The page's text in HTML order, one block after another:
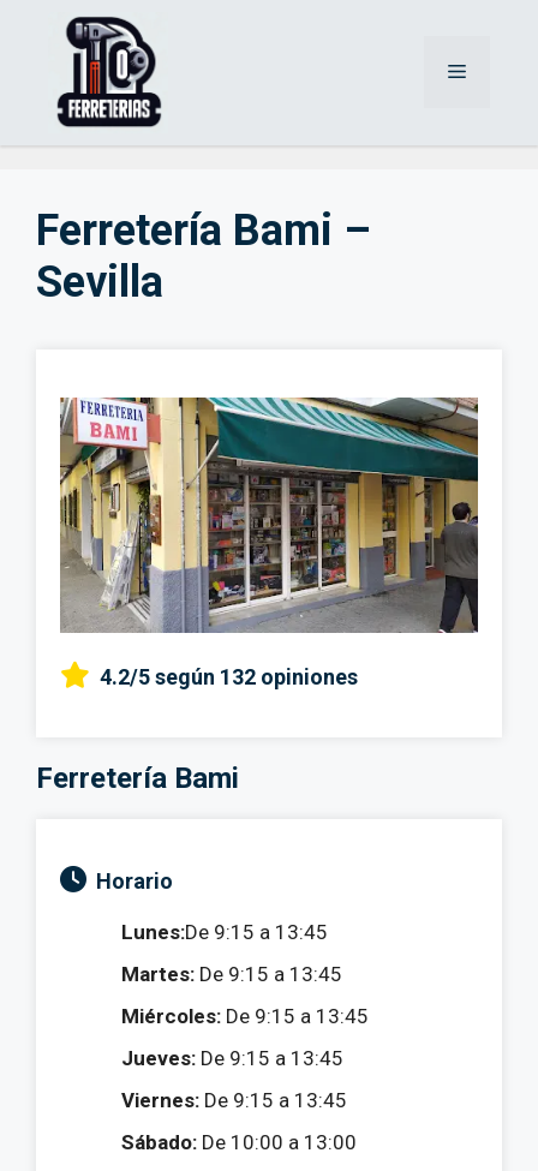
Menú
Ferretería Bami –
Sevilla
4.2/5según 132 opiniones
Ferretería Bami
Horario
Lunes:De 9:15 a 13:45
Martes: De 9:15 a 13:45
Miércoles: De 9:15 a 13:45
Jueves: De 9:15 a 13:45
Viernes: De 9:15 a 13:45
Sábado: De 10:00 a 13:00